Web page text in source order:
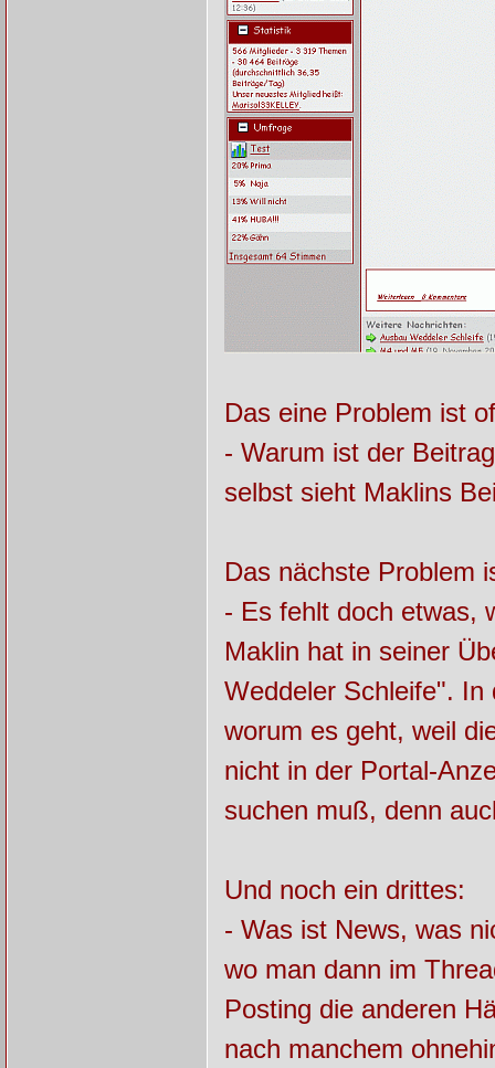
Das eine Problem ist
- Warum ist der
selbst sieht Maklins
Das nächste Problem
- Es fehlt doch etwas,
Maklin hat in seiner
Weddeler Schleife".
worum es geht, weil
nicht in der Portal-
suchen muß, denn
Und noch ein drittes:
- Was ist News, was
wo man dann im
Posting die anderen
nach manchem